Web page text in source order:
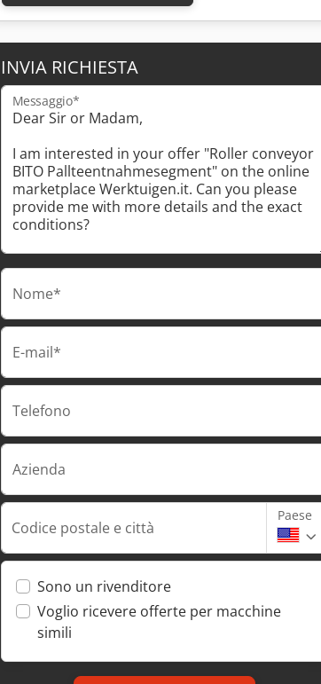
INVIA RICHIESTA
Messaggio*
Nome*
E-mail*
Telefono
Azienda
Codice postale e città
Paese
Sono un rivenditore
Voglio ricevere offerte per macchine
simili